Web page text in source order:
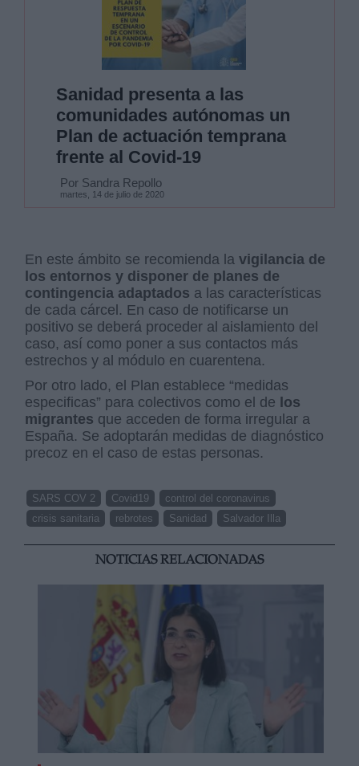
Sanidad presenta a las
comunidades autónomas un
Plan de actuación temprana
frente al Covid-19
Por Sandra Repollo
martes, 14 de julio de 2020
En este ámbito se recomienda la vigilancia de
los entornos y disponer de planes de
contingencia adaptados a las características
de cada cárcel. En caso de notificarse un
positivo se deberá proceder al aislamiento del
caso, así como poner a sus contactos más
estrechos y al módulo en cuarentena.
Por otro lado, el Plan establece “medidas
especificas” para colectivos como el de los
migrantes que acceden de forma irregular a
España. Se adoptarán medidas de diagnóstico
precoz en el caso de estas personas.
SARS COV 2 Covid19
control del coronavirus
crisis sanitaria
rebrotes Sanidad Salvador Illa
NOTICIAS RELACIONADAS